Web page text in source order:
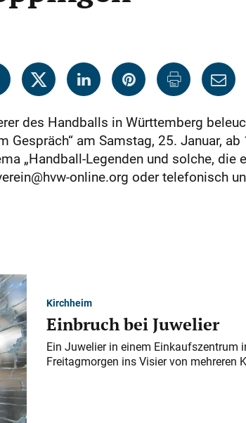
des Handballs in Württemberg
am Samstag, 25. Januar,
„Handball-Legenden und solche, die
online.org oder telefonisch
Kirchheim
Einbruch bei Juwelier
Ein Juwelier in einem Einkaufszentrum
Freitagmorgen ins Visier von mehreren